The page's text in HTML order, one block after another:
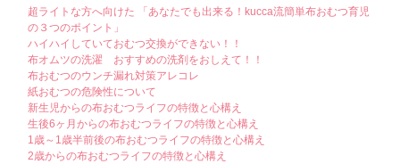
超ライトな方へ向けた 「あなたでも出来る！kucca流簡単布おむつ育児
の３つのポイント」
ハイハイしていておむつ交換ができない！！
布オムツの洗濯 おすすめの洗剤をおしえて！！
布おむつのウンチ漏れ対策アレコレ
紙おむつの危険性について
新生児からの布おむつライフの特徴と心構え
生後6ヶ月からの布おむつライフの特徴と心構え
1歳～1歳半前後の布おむつライフの特徴と心構え
2歳からの布おむつライフの特徴と心構え